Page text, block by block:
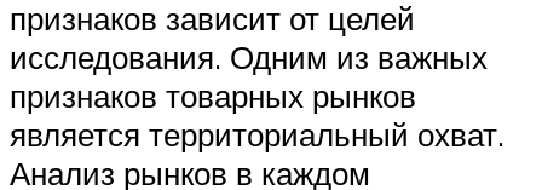
признаков зависит от целей
исследования. Одним из важных
признаков товарных рынков
является территориальный охват.
Анализ рынков в каждом